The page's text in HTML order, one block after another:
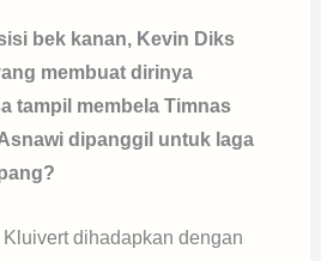
bek kanan, Kevin Diks
membuat dirinya
tampil membela Timnas
dipanggil untuk laga
dihadapkan dengan